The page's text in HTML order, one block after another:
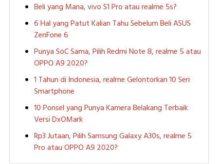
Beli yang Mana, vivo S1 Pro atau realme 5s?
6 Hal yang Patut Kalian Tahu Sebelum Beli ASUS
ZenFone 6
Punya SoC Sama, Pilih Redmi Note 8, realme 5 atau
OPPO A9 2020?
1 Tahun di Indonesia, realme Gelontorkan 10 Seri
Smartphone
10 Ponsel yang Punya Kamera Belakang Terbaik
Versi DxOMark
Rp3 Jutaan, Pilih Samsung Galaxy A30s, realme 5
Pro atau OPPO A9 2020?